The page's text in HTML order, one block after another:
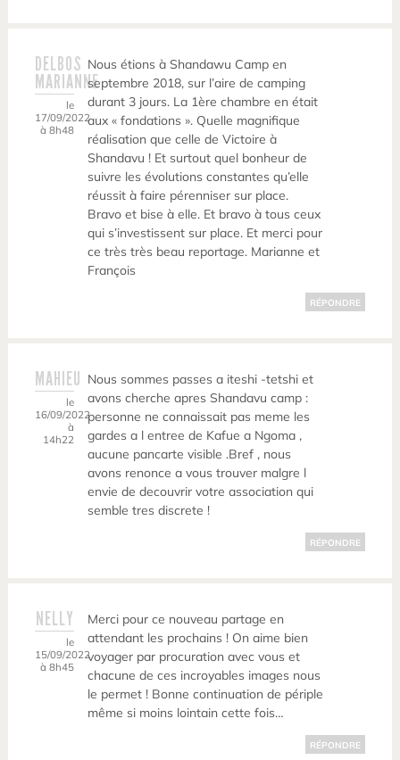
DELBOS
MARIANNE
le
17/09/2022
à 8h48
Nous étions à Shandawu Camp en
septembre 2018, sur l’aire de camping
durant 3 jours. La 1ère chambre en était
aux « fondations ». Quelle magnifique
réalisation que celle de Victoire à
Shandavu ! Et surtout quel bonheur de
suivre les évolutions constantes qu’elle
réussit à faire pérenniser sur place.
Bravo et bise à elle. Et bravo à tous ceux
qui s’investissent sur place. Et merci pour
ce très très beau reportage. Marianne et
François
RÉPONDRE
MAHIEU
le
16/09/2022
à
14h22
Nous sommes passes a iteshi -tetshi et
avons cherche apres Shandavu camp :
personne ne connaissait pas meme les
gardes a l entree de Kafue a Ngoma ,
aucune pancarte visible .Bref , nous
avons renonce a vous trouver malgre l
envie de decouvrir votre association qui
semble tres discrete !
RÉPONDRE
NELLY
le
15/09/2022
à 8h45
Merci pour ce nouveau partage en
attendant les prochains ! On aime bien
voyager par procuration avec vous et
chacune de ces incroyables images nous
le permet ! Bonne continuation de périple
même si moins lointain cette fois…
RÉPONDRE